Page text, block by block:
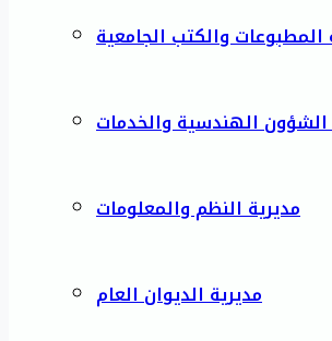
المطبوعات والكتب الجامعية
الشؤون الهندسية والخدمات
مديرية النظم والمعلومات
مديرية الديوان العام